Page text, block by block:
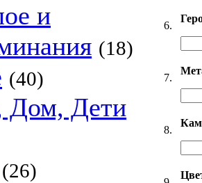
и
(18)
(40)
Дом, Дети
(26)
6.
7.
8.